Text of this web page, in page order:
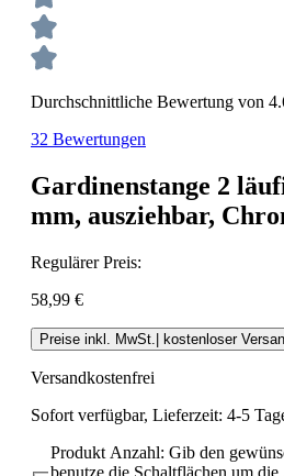
Durchschnittliche Bewertung von
32 Bewertungen
Gardinenstange 2
mm, ausziehbar,
Regulärer Preis:
58,99 €
Preise inkl. MwSt.| kostenloser
Versandkostenfrei
Sofort verfügbar, Lieferzeit: 4-5
Produkt Anzahl: Gib den